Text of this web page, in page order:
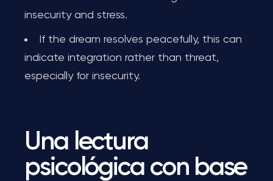
insecurity and stress.
If the dream resolves peacefully, this can
indicate integration rather than threat,
especially for insecurity.
Una lectura
psicológica con base